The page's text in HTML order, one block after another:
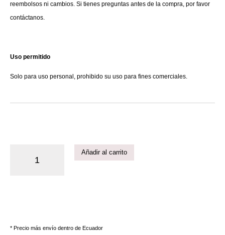
reembolsos ni cambios. Si tienes preguntas antes de la compra, por favor
contáctanos.
Uso permitido
Solo para uso personal, prohibido su uso para fines comerciales.
Añadir al carrito
* Precio más envío dentro de Ecuador